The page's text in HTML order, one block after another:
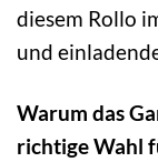
diesem Rollo
und
Warum das
richtige Wahl